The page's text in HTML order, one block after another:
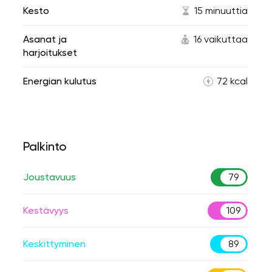
Kesto 15 minuuttia
Asanat ja
harjoitukset
16 vaikuttaa
Energian kulutus 72 kcal
Palkinto
Joustavuus 79
Kestävyys 109
Keskittyminen 89